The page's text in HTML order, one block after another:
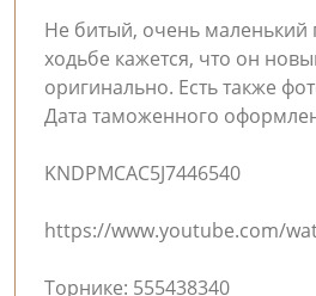
Не битый, очень маленький
ходьбе кажется, что он
оригинально. Есть также
Дата таможенного
KNDPMCAC5J7446540
https://www.youtube.com/
Торнике: 555438340